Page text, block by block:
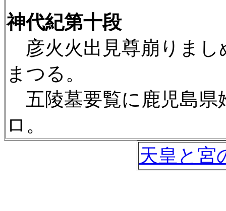
神代紀第十段
彦火火出見尊崩りまし
まつる。
五陵墓要覧に鹿児島県
ロ。
天皇と宮